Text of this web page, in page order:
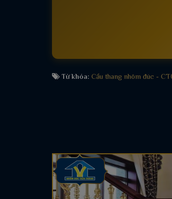
Từ khóa: Cầu thang nhôm đúc -